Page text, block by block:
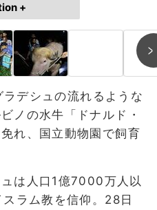
+
デシュの流れるような
ノの水牛「ドナルド・
れ、国立動物園で飼育
は人口1億7000万人以
スラム教を信仰。28日